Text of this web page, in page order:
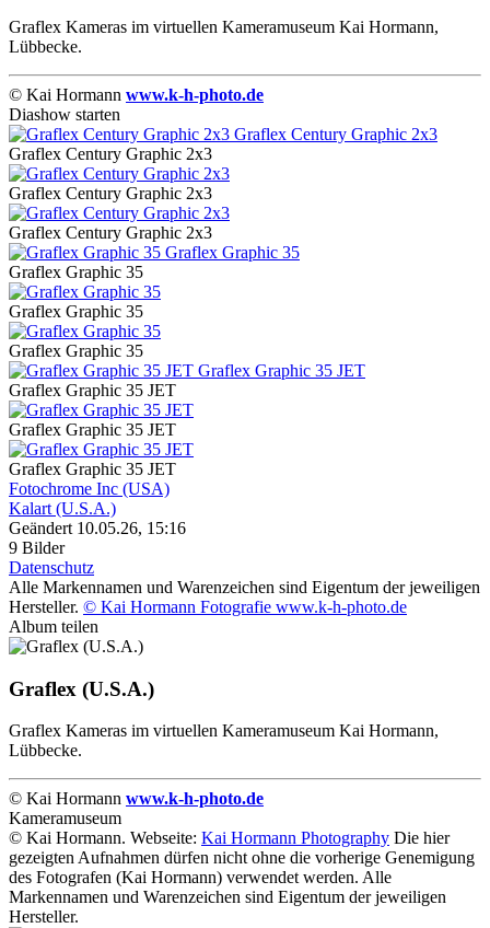
Graflex Kameras im virtuellen Kameramuseum Kai Hormann,
Lübbecke.
© Kai Hormann www.k-h-photo.de
Diashow starten
Graflex Century Graphic 2x3
Graflex Century Graphic 2x3
Graflex Century Graphic 2x3
Graflex Graphic 35
Graflex Graphic 35
Graflex Graphic 35
Graflex Graphic 35 JET
Graflex Graphic 35 JET
Graflex Graphic 35 JET
Fotochrome Inc (USA)
Kalart (U.S.A.)
Geändert 10.05.26, 15:16
9 Bilder
Datenschutz
Alle Markennamen und Warenzeichen sind Eigentum der jeweiligen
Hersteller. © Kai Hormann Fotografie www.k-h-photo.de
Album teilen
Graflex (U.S.A.)
Graflex Kameras im virtuellen Kameramuseum Kai Hormann,
Lübbecke.
© Kai Hormann www.k-h-photo.de
Kameramuseum
© Kai Hormann. Webseite: Kai Hormann Photography Die hier
gezeigten Aufnahmen dürfen nicht ohne die vorherige Genemigung
des Fotografen (Kai Hormann) verwendet werden. Alle
Markennamen und Warenzeichen sind Eigentum der jeweiligen
Hersteller.